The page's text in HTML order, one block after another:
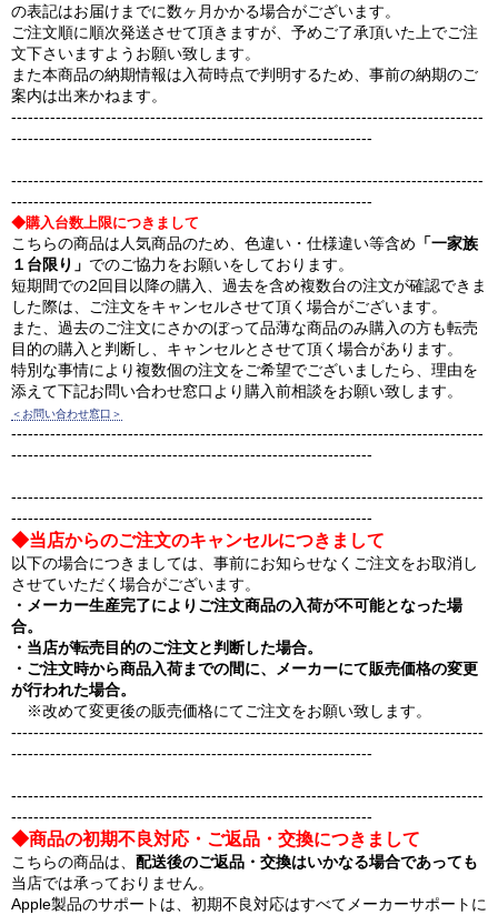
の表記はお届けまでに数ヶ月かかる場合がございます。
ご注文順に順次発送させて頂きますが、予めご了承頂いた上でご注
文下さいますようお願い致します。
また本商品の納期情報は入荷時点で判明するため、事前の納期のご
案内は出来かねます。
-------------------------------------------------------------------------------------
-----------------------------------------------------------------
-------------------------------------------------------------------------------------
-----------------------------------------------------------------
◆購入台数上限につきまして
こちらの商品は人気商品のため、色違い・仕様違い等含め 「一家族
１台限り」 でのご協力をお願いをしております。
短期間での2回目以降の購入、過去を含め複数台の注文が確認できま
した際は、ご注文をキャンセルさせて頂く場合がございます。
また、過去のご注文にさかのぼって品薄な商品のみ購入の方も転売
目的の購入と判断し、キャンセルとさせて頂く場合があります。
特別な事情により複数個の注文をご希望でございましたら、理由を
添えて下記お問い合わせ窓口より購入前相談をお願い致します。
＜お問い合わせ窓口＞
-------------------------------------------------------------------------------------
-----------------------------------------------------------------
-------------------------------------------------------------------------------------
-----------------------------------------------------------------
◆当店からのご注文のキャンセルにつきまして
以下の場合につきましては、事前にお知らせなくご注文をお取消し
させていただく場合がございます。
・メーカー生産完了によりご注文商品の入荷が不可能となった場
合。
・当店が転売目的のご注文と判断した場合。
・ご注文時から商品入荷までの間に、メーカーにて販売価格の変更
が行われた場合。
※改めて変更後の販売価格にてご注文をお願い致します。
-------------------------------------------------------------------------------------
-----------------------------------------------------------------
-------------------------------------------------------------------------------------
-----------------------------------------------------------------
◆商品の初期不良対応・ご返品・交換につきまして
こちらの商品は、 配送後のご返品・交換はいかなる場合であっても
当店では承っておりません。
Apple製品のサポートは、初期不良対応はすべてメーカーサポートに